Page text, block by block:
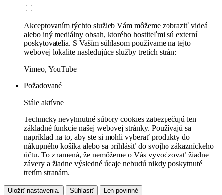
Akceptovaním týchto služieb Vám môžeme zobraziť videá
alebo iný mediálny obsah, ktorého hostiteľmi sú externí
poskytovatelia. S Vaším súhlasom používame na tejto
webovej lokalite nasledujúce služby tretích strán:
Vimeo, YouTube
Požadované
Stále aktívne
Technicky nevyhnutné súbory cookies zabezpečujú len
základné funkcie našej webovej stránky. Používajú sa
napríklad na to, aby ste si mohli vyberať produkty do
nákupného košíka alebo sa prihlásiť do svojho zákazníckeho
účtu. To znamená, že nemôžeme o Vás vyvodzovať žiadne
závery a žiadne výsledné údaje nebudú nikdy poskytnuté
tretím stranám.
Uložiť nastavenia. Súhlasiť Len povinné